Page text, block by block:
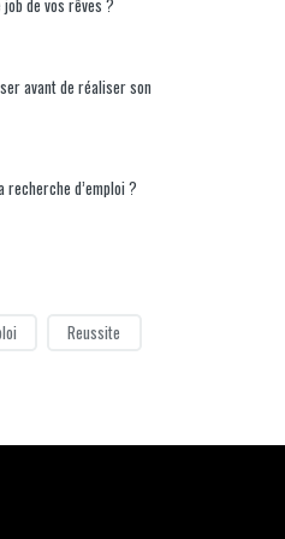
de vos rêves ?
avant de réaliser son
d’emploi ?
Reussite